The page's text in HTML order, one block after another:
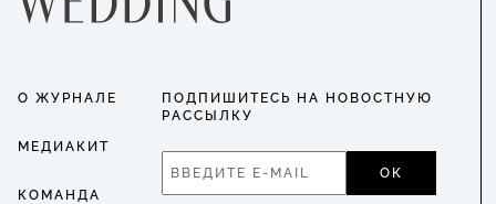
О ЖУРНАЛЕ
МЕДИАКИТ
КОМАНДА
ПОДПИШИТЕСЬ НА НОВОСТНУЮ
РАССЫЛКУ
ОК